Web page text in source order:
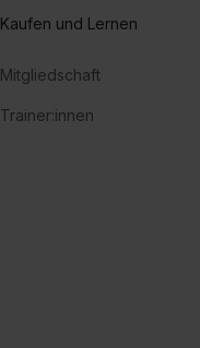
Kaufen und Lernen
Mitgliedschaft
Trainer:innen